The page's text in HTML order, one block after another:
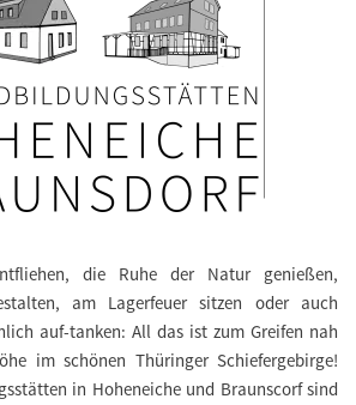
die Ruhe der Natur genießen,
am Lagerfeuer sitzen oder auch
auf-tanken: All das ist zum Greifen nah
im schönen Thüringer Schiefergebirge!
in Hoheneiche und Braunscorf sind